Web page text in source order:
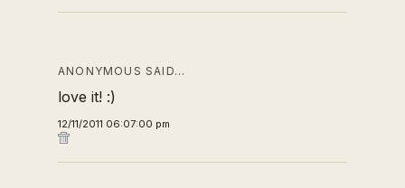
ANONYMOUS SAID…
love it! :)
12/11/2011 06:07:00 pm